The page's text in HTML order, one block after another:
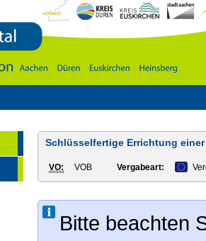
Schlüsselfertige Errichtung
VO: VOB Vergabeart:
Bitte beachten